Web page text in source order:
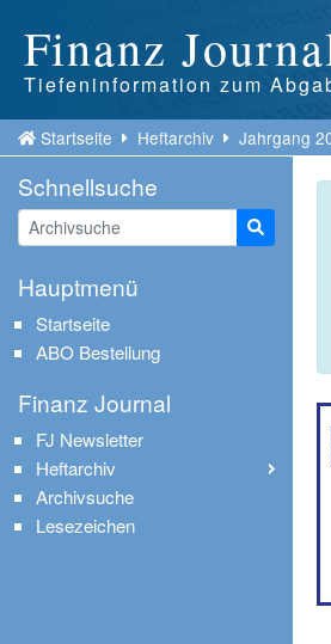
Finanz
Tiefeninformation zum
Startseite Heftarchiv Jahrgang
Schnellsuche
Suche
Hauptmenü
Startseite
ABO Bestellung
Finanz Journal
FJ Newsletter
Heftarchiv
Archivsuche
Lesezeichen